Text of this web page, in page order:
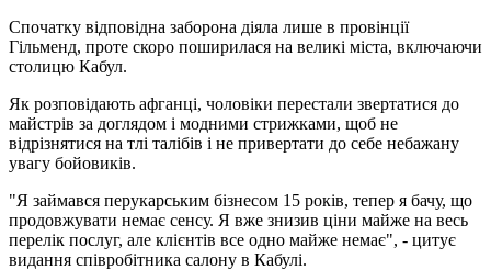
Спочатку відповідна заборона діяла лише в провінції
Гільменд, проте скоро поширилася на великі міста, включаючи
столицю Кабул.
Як розповідають афганці, чоловіки перестали звертатися до
майстрів за доглядом і модними стрижками, щоб не
відрізнятися на тлі талібів і не привертати до себе небажану
увагу бойовиків.
"Я займався перукарським бізнесом 15 років, тепер я бачу, що
продовжувати немає сенсу. Я вже знизив ціни майже на весь
перелік послуг, але клієнтів все одно майже немає", - цитує
видання співробітника салону в Кабулі.